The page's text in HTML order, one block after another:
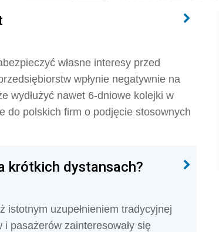
własne interesy przed
wpłynie negatywnie na
wydłużyć nawet 6-dniowe kolejki w
do polskich firm o podjęcie stosownych
krótkich dystansach?
istotnym uzupełnieniem tradycyjnej
pasażerów zainteresowały się